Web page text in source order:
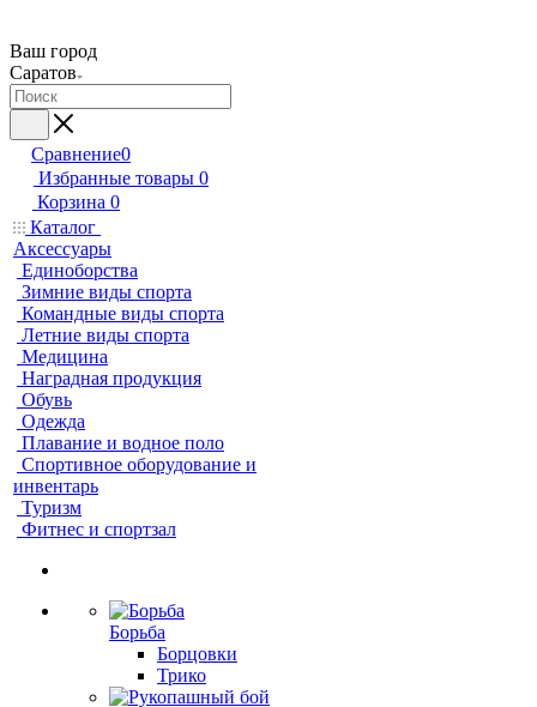
Ваш город
Саратов
Сравнение0
Избранные товары 0
Корзина 0
Каталог
Аксессуары
Единоборства
Зимние виды спорта
Командные виды спорта
Летние виды спорта
Медицина
Наградная продукция
Обувь
Одежда
Плавание и водное поло
Спортивное оборудование и
инвентарь
Туризм
Фитнес и спортзал
Борьба
Борцовки
Трико